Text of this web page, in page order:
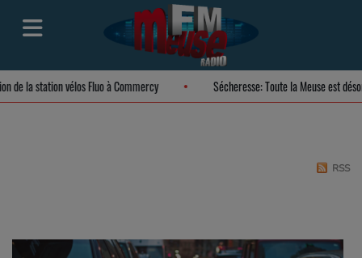
de la station vélos Fluo à Commercy Sécheresse: Toute la Meuse est
RSS